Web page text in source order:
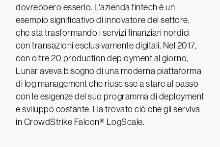
dovrebbero esserlo. L'azienda fintech è un
esempio significativo di innovatore del settore,
che sta trasformando i servizi finanziari nordici
con transazioni esclusivamente digitali. Nel 2017,
con oltre 20 production deployment al giorno,
Lunar aveva bisogno di una moderna piattaforma
di log management che riuscisse a stare al passo
con le esigenze del suo programma di deployment
e sviluppo costante. Ha trovato ciò che gli serviva
in CrowdStrike Falcon® LogScale.